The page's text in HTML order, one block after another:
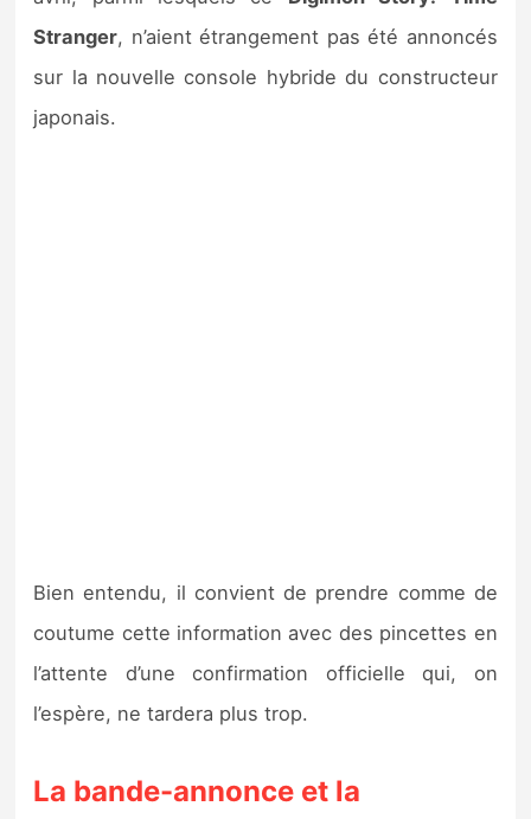
Stranger, n’aient étrangement pas été annoncés
sur la nouvelle console hybride du constructeur
japonais.
Bien entendu, il convient de prendre comme de
coutume cette information avec des pincettes en
l’attente d’une confirmation officielle qui, on
l’espère, ne tardera plus trop.
La bande-annonce et la